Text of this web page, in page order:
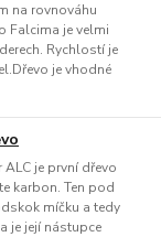
na rovnováhu
Falcima je velmi
Rychlostí je
je vhodné
ALC je první dřevo
karbon. Ten pod
míčku a tedy
je její nástupce